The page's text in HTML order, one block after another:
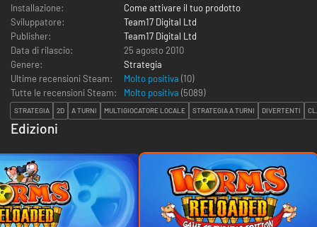
Installazione:
Come attivare il tuo prodotto
Sviluppatore:
Team17 Digital Ltd
Publisher:
Team17 Digital Ltd
Data di rilascio:
25 agosto 2010
Genere:
Strategia
Ultime recensioni Steam:
Molto positiva (10)
Tutte le recensioni Steam:
Molto positiva (5089)
STRATEGIA 2D A TURNI MULTIGIOCATORE LOCALE STRATEGIA A TURNI DIVERTENTI
Edizioni